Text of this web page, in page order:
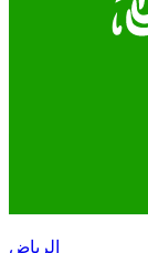
الرياض